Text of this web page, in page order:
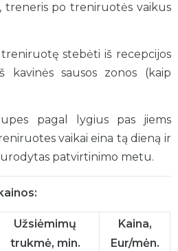
treneris po treniruotės vaikus
stebėti iš recepcijos
kavinės sausos zonos (kaip
pagal lygius pas jiems
vaikai eina tą dieną ir
patvirtinimo metu.
Užsiėmimų
trukmė, min.
Kaina,
Eur/mėn.